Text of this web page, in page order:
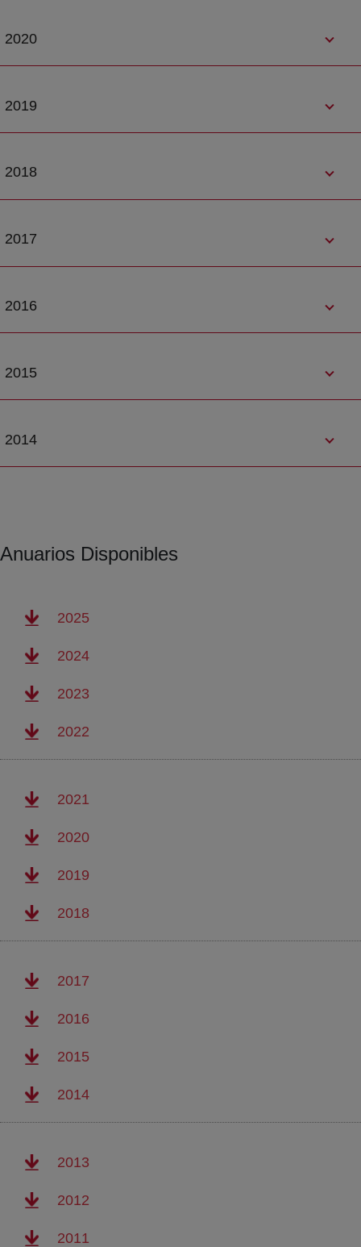
2020
2019
2018
2017
2016
2015
2014
Anuarios Disponibles
2025
2024(abre en nueva ventana)
2023
2022
2021
2020(abre en nueva ventana)
2019
2018
2017
2016
2015
2014(abre en nueva ventana)
2013
2012
2011